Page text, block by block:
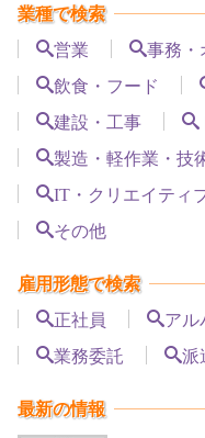
業種で検索
営業 事務・
飲食・フード
建設・工事
製造・軽作業・技
IT・クリエイティ
その他
雇用形態で検索
正社員 アル
業務委託 派
最新の情報